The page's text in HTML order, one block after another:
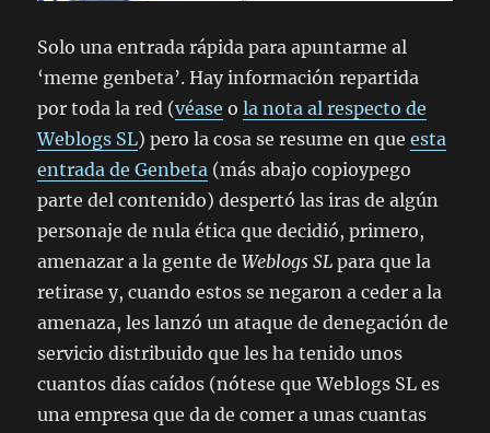
Solo una entrada rápida para apuntarme al
‘meme genbeta’. Hay información repartida
por toda la red (véase ola nota al respecto de
Weblogs SL) pero la cosa se resume en queesta
entrada de Genbeta (más abajo copioypego
parte del contenido) despertó las iras de algún
personaje de nula ética que decidió, primero,
amenazar a la gente deWeblogs SL para que la
retirase y, cuando estos se negaron a ceder a la
amenaza, les lanzó un ataque de denegación de
servicio distribuido que les ha tenido unos
cuantos días caídos (nótese que Weblogs SL es
una empresa que da de comer a unas cuantas